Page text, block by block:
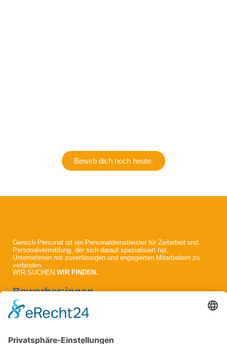
Bewirb dich noch heute.
Gensch Personal ist ein Personaldienstleister für Zeitarbeit und
Personalvermittlung, der sich darauf spezialisiert hat,
Unternehmen mit zuverlässigen und engagierten Mitarbeitern zu
verbinden.
WIR SUCHEN.WIR FINDEN.
Bewerber:innen
Übersicht
Jobs